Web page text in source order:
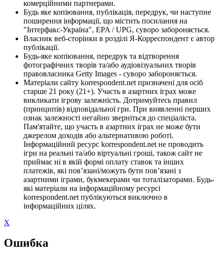
комерційними партнерами.
Будь яке копіювання, публікація, передрук, чи наступне
поширення інформації, що містить посилання на
"Інтерфакс-Україна", EPA / UPG, суворо забороняється.
Власник веб-сторінки в розділі Я-Корреспондент є автор
публікації.
Будь-яке копіювання, передрук та відтворення
фотографічних творів та/або аудіовізуальних творів
правовласника Getty Images - суворо забороняється.
Матеріали сайту korrespondent.net призначені для осіб
старше 21 року (21+). Участь в азартних іграх може
викликати ігрову залежність. Дотримуйтесь правил
(принципів) відповідальної гри. При виявленні перших
ознак залежності негайно зверніться до спеціаліста.
Пам'ятайте, що участь в азартних іграх не може бути
джерелом доходів або альтернативою роботі.
Інформаційний ресурс korrespondent.net не проводить
ігри на реальні та/або віртуальні гроші, також сайт не
приймає ні в якій формі оплату ставок та інших
платежів, які пов’язані/можуть бути пов’язані з
азартними іграми, букмекерами чи тоталізаторами. Будь-
які матеріали на інформаційному ресурсі
korrespondent.net публікуються виключно в
інформаційних цілях.
X
Ошибка